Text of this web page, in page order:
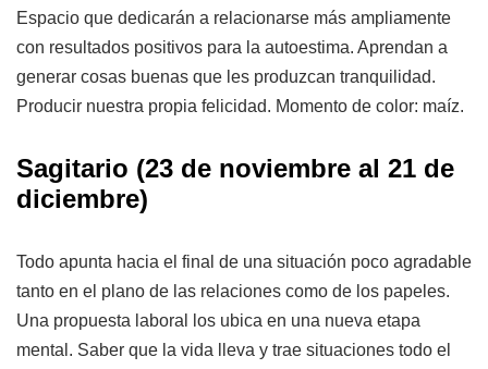
Espacio que dedicarán a relacionarse más ampliamente
con resultados positivos para la autoestima. Aprendan a
generar cosas buenas que les produzcan tranquilidad.
Producir nuestra propia felicidad. Momento de color: maíz.
Sagitario (23 de noviembre al 21 de
diciembre)
Todo apunta hacia el final de una situación poco agradable
tanto en el plano de las relaciones como de los papeles.
Una propuesta laboral los ubica en una nueva etapa
mental. Saber que la vida lleva y trae situaciones todo el